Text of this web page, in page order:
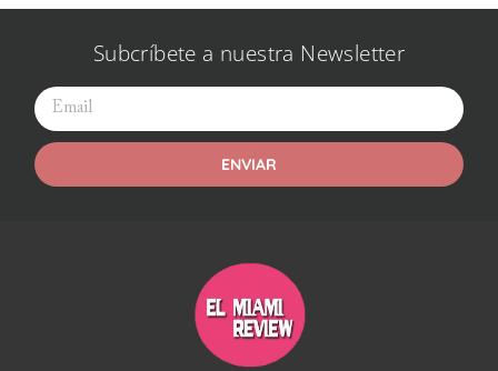
Subcríbete a nuestra Newsletter
ENVIAR